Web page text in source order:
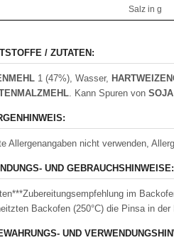
Salz in g
/ ZUTATEN:
1 (47%), Wasser,
. Kann Spuren von SOJA
Allergenangaben nicht verwenden,
UND GEBRAUCHSHINWEISE:
im
Backofen (250°C) die Pinsa in
UND